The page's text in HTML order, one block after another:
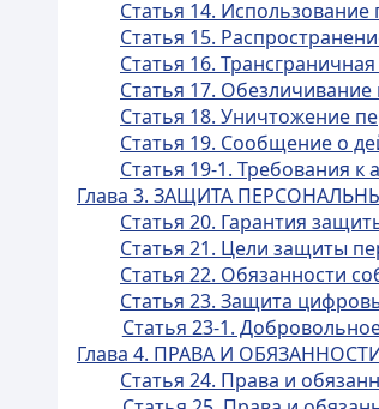
Статья 14.
Статья 15.
Статья 16.
Статья 17.
Статья 18. Уничтожение
Статья 19. Сообщение о
Статья 19-1. Требования
Глава 3. ЗАЩИТА
Статья 20. Гарантия
Статья 21. Цели защиты
Статья 22. Обязанности
Статья 23. Защита
Статья 23-1.
Глава 4. ПРАВА И
Статья 24. Права и